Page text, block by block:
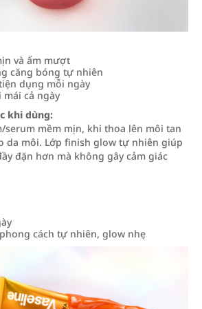
và ẩm mượt
căng bóng tự nhiên
dụng mỗi ngày
mái cả ngày
khi dùng:
serum mềm mịn, khi thoa lên môi tan
da môi. Lớp finish glow tự nhiên giúp
đặn hơn mà không gây cảm giác
cách tự nhiên, glow nhẹ